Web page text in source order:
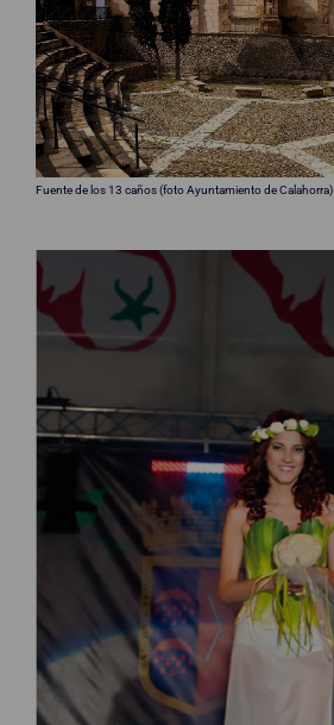
Fuente de los 13 caños (foto Ayuntamiento de Calahorra)